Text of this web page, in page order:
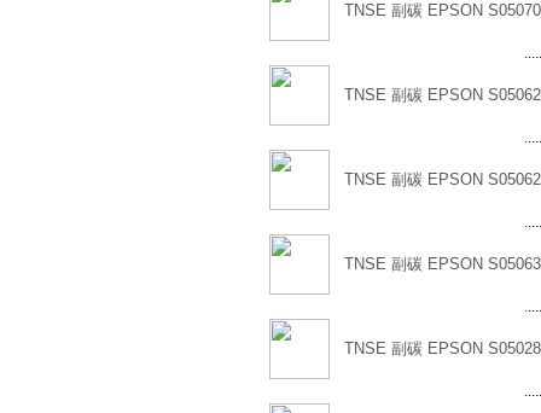
TNSE 副碳 EPSON
TNSE 副碳 EPSON
TNSE 副碳 EPSON
TNSE 副碳 EPSON
TNSE 副碳 EPSON